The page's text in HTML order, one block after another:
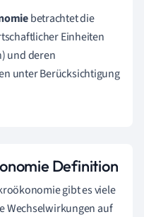
betrachtet die
Einheiten
und deren
unter Berücksichtigung
Definition
gibt es viele
Wechselwirkungen auf